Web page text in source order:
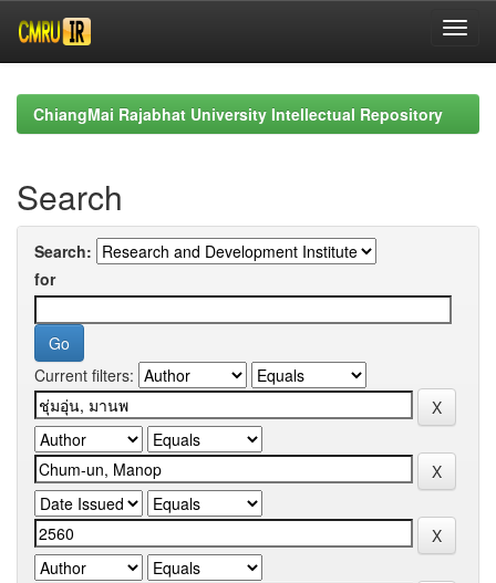
navigationChiangMai Rajabhat University Intellectual Repository
Search
Search:
for
Current filters: